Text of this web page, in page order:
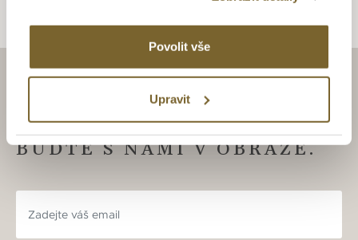
Povolit vše
Upravit
ZAJÍMAJÍ VÁS LUXUSNÍ
HODINKY A ŠPERKY?
BUĎTE S NÁMI V OBRAZE.